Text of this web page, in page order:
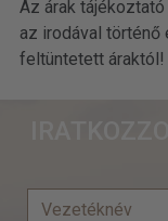
Az árak
az irodával
feltüntetett áraktól!